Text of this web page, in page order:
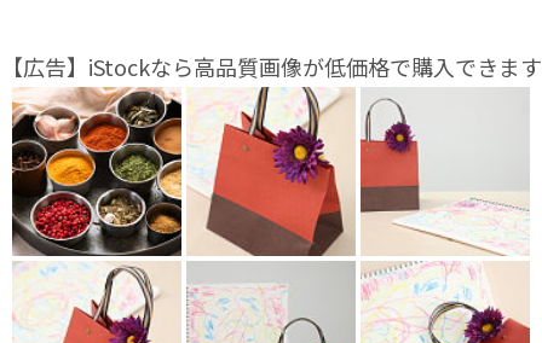
【広告】iStockなら高品質画像が低価格で購入できます